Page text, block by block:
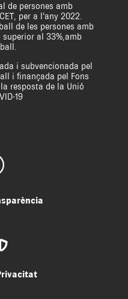
de persones amb
per a l’any 2022.
de les persones amb
al 33%,amb
i subvencionada pel
i finançada pel Fons
resposta de la Unió
19